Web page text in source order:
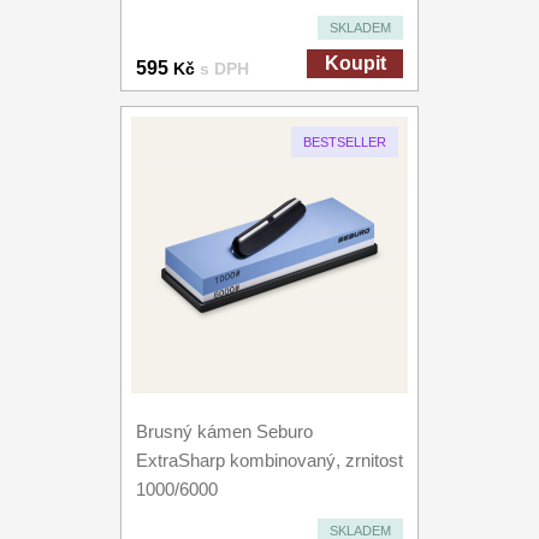
SKLADEM
595 Kč s DPH Koupit
BESTSELLER
Brusný kámen Seburo
ExtraSharp kombinovaný, zrnitost
1000/6000
SKLADEM